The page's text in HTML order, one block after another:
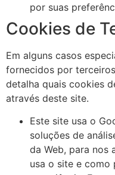
por suas
Cookies de
Em alguns casos
fornecidos por
detalha quais cookies
através deste site.
Este site usa o
soluções de
da Web, para nos
usa o site e como